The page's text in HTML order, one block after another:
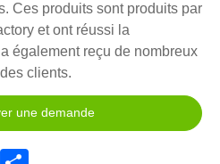
Ces produits sont produits par
et ont réussi la
également reçu de nombreux
clients.
une demande
LinkedIn